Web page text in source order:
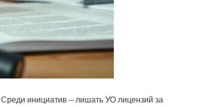
инициатив – лишать УО лицензий за